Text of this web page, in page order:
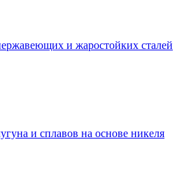
и жаростойких сталей
и сплавов на основе никеля